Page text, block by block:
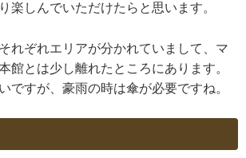
楽しんでいただけたらと思います。
れぞれエリアが分かれていまして、マ
館とは少し離れたところにあります。
ですが、豪雨の時は傘が必要ですね。